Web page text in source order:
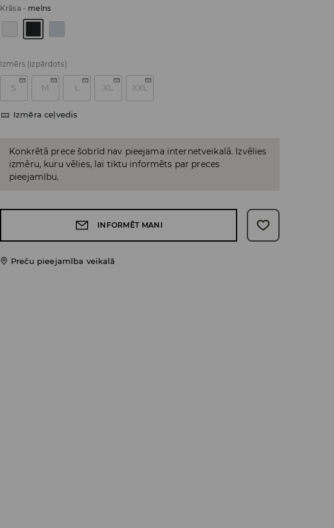
Krāsa - melns
Izmērs (izpārdots)
S M L XL XXL
Izmēra ceļvedis
Konkrētā prece šobrīd nav pieejama internetveikalā. Izvēlies
izmēru, kuru vēlies, lai tiktu informēts par preces
pieejamību.
INFORMĒT MANI
Preču pieejamība veikalā